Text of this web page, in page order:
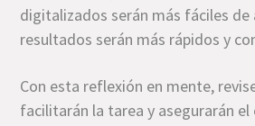
digitalizados serán más fáciles de
resultados serán más rápidos y
Con esta reflexión en mente,
facilitarán la tarea y asegurarán el